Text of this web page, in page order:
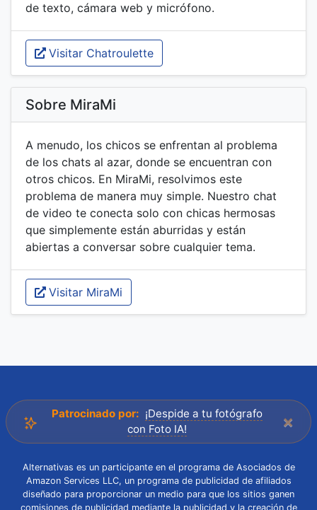
de texto, cámara web y micrófono.
Visitar Chatroulette
Sobre MiraMi
A menudo, los chicos se enfrentan al problema
de los chats al azar, donde se encuentran con
otros chicos. En MiraMi, resolvimos este
problema de manera muy simple. Nuestro chat
de video te conecta solo con chicas hermosas
que simplemente están aburridas y están
abiertas a conversar sobre cualquier tema.
Visitar MiraMi
Patrocinado por: ¡Despide a tu fotógrafo
con Foto IA!
×
Alternativas es un participante en el programa de Asociados de
Amazon Services LLC, un programa de publicidad de afiliados
diseñado para proporcionar un medio para que los sitios ganen
comisiones de publicidad mediante la publicidad y la creación de